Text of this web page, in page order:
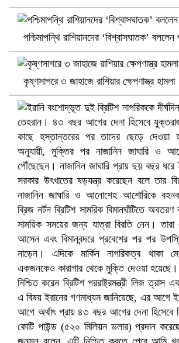
খুলনায় বিএনপি অফিসে গুলি-বোমা হামলা, নিহত ১
প্রোটিয়াদের হারিয়ে বিশ্বকাপের শিরোপা ঘরে তুলল
পশ্চিমাপন্থি রাশিয়ানদের ‘বিশ্বাসঘাতক’
কৃষ্ণসাগরে ৩ জাহাজে রাশিয়ার ক্ষেপণাস্ত্র হামলা